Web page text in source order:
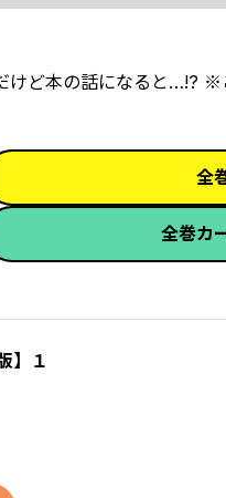
ど本の話になると…!? ※
全
全巻カ
】１